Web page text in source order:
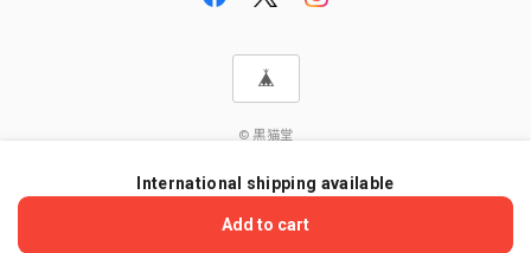
© 黒猫堂
International shipping available
Add to cart
ショップに質問する